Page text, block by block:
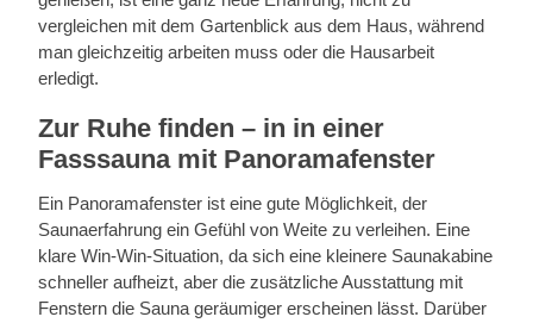
vergleichen mit dem Gartenblick aus dem Haus, während
man gleichzeitig arbeiten muss oder die Hausarbeit
erledigt.
Zur Ruhe finden – in in einer
Fasssauna mit Panoramafenster
Ein Panoramafenster ist eine gute Möglichkeit, der
Saunaerfahrung ein Gefühl von Weite zu verleihen. Eine
klare Win-Win-Situation, da sich eine kleinere Saunakabine
schneller aufheizt, aber die zusätzliche Ausstattung mit
Fenstern die Sauna geräumiger erscheinen lässt. Darüber